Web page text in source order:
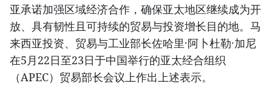
亚承诺加强区域经济合作，确保亚太地区继续成为开
放、具有韧性且可持续的贸易与投资增长目的地。马
来西亚投资、贸易与工业部长佐哈里·阿卜杜勒·加尼
在5月22日至23日于中国举行的亚太经合组织
（APEC）贸易部长会议上作出上述表示。